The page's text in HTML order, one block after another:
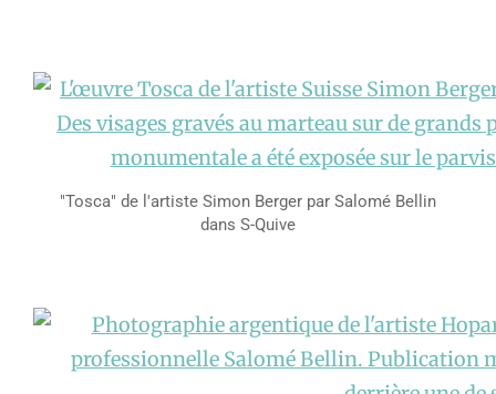
"Tosca" de l'artiste Simon Berger par Salomé Bellin
dans S-Quive